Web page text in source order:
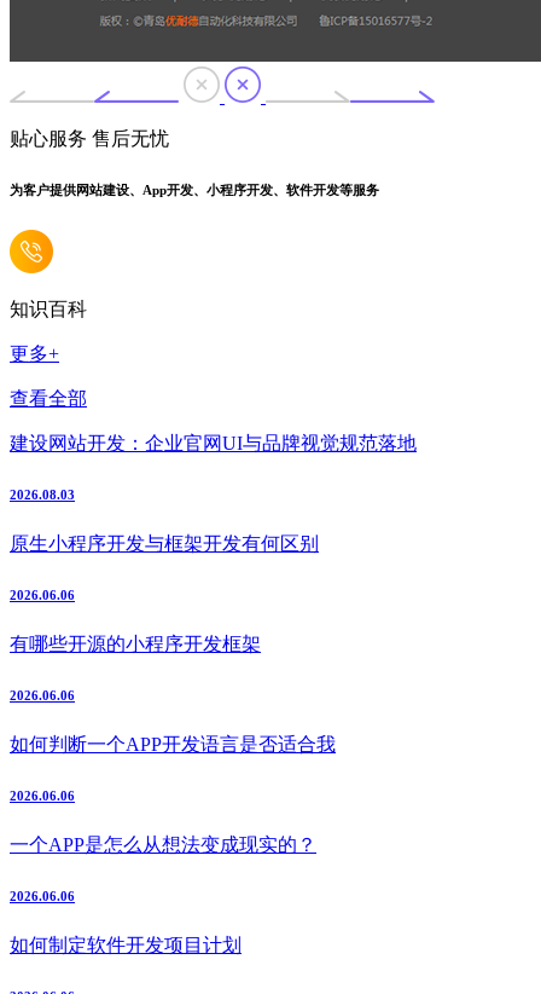
贴心服务 售后无忧
为客户提供网站建设、App开发、小程序开发、软件开发等服务
知识百科
更多+
查看全部
建设网站开发：企业官网UI与品牌视觉规范落地
2026.08.03
原生小程序开发与框架开发有何区别
2026.06.06
有哪些开源的小程序开发框架
2026.06.06
如何判断一个APP开发语言是否适合我
2026.06.06
一个APP是怎么从想法变成现实的？
2026.06.06
如何制定软件开发项目计划